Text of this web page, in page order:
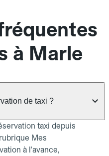
à Marle
de taxi ?
taxi depuis
Mes
à l'avance,